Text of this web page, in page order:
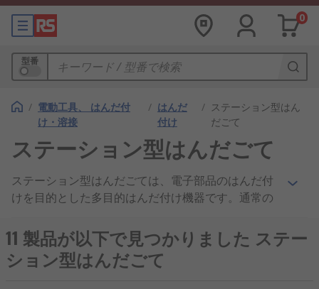
0
型番
/ 電動工具、 はんだ付
け・溶接
/ はんだ
付け
/ ステーション型はん
だごて
ステーション型はんだごて
ステーション型はんだごては、電子部品のはんだ付
けを目的とした多目的はんだ付け機器です。通常の
構造
11 製品が以下で見つかりました ステー
ション型はんだごて